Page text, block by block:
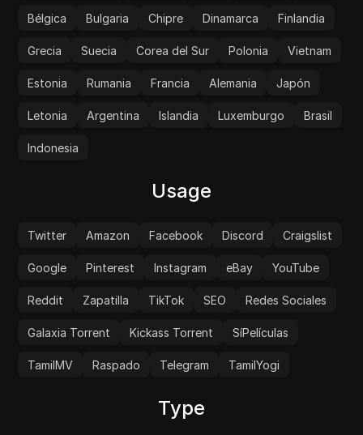
Bélgica Bulgaria Chipre Dinamarca Finlandia
Grecia Suecia Corea del Sur Polonia Vietnam
Estonia Rumania Francia Alemania Japón
Letonia Argentina Islandia Luxemburgo Brasil
Indonesia
Usage
Twitter Amazon Facebook Discord Craigslist
Google Pinterest Instagram eBay YouTube
Reddit Zapatilla TikTok SEO Redes Sociales
Galaxia Torrent Kickass Torrent SíPelículas
TamilMV Raspado Telegram TamilYogi
Type